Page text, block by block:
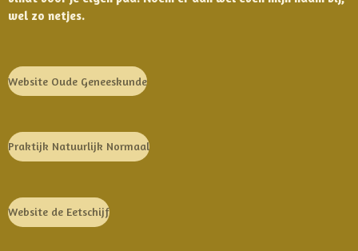
wel zo netjes.
Website Oude Geneeskunde
Praktijk Natuurlijk Normaal
Website de Eetschijf